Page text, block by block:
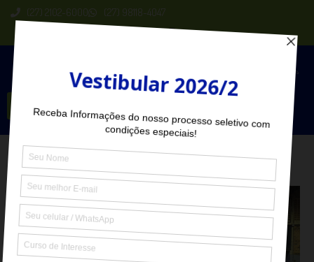
(27) 2102-6000 (27) 98118-4047
Seja Aluno